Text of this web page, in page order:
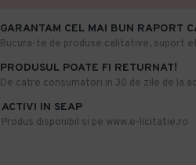
GARANTAM CEL MAI BUN RAPORT
​Bucura-te de produse calitative, suport
PRODUSUL POATE FI RETURNAT!
De catre consumatori in 30 de zile de la
ACTIVI IN SEAP
Produs disponibil si pe www.e-licitatie.ro